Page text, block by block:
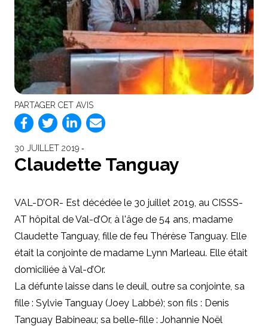
PARTAGER CET AVIS
30 JUILLET 2019 ‐
Claudette Tanguay
VAL-D’OR- Est décédée le 30 juillet 2019, au CISSS-
AT hôpital de Val-d’Or, à l'âge de 54 ans, madame
Claudette Tanguay, fille de feu Thérèse Tanguay. Elle
était la conjointe de madame Lynn Marleau. Elle était
domiciliée à Val-d’Or.
La défunte laisse dans le deuil, outre sa conjointe, sa
fille : Sylvie Tanguay (Joey Labbé); son fils : Denis
Tanguay Babineau; sa belle-fille : Johannie Noël